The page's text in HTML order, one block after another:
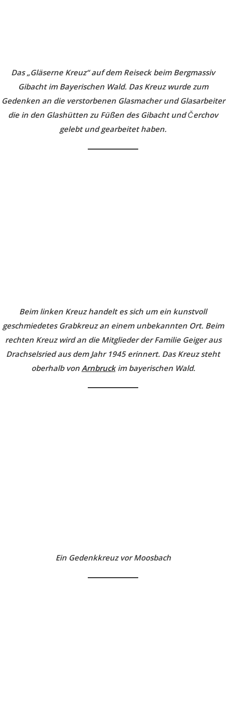
Das „Gläserne Kreuz“ auf dem Reiseck beim Bergmassiv
Gibacht im Bayerischen Wald. Das Kreuz wurde zum
Gedenken an die verstorbenen Glasmacher und Glasarbeiter
die in den Glashütten zu Füßen des Gibacht und Čerchov
gelebt und gearbeitet haben.
Beim linken Kreuz handelt es sich um ein kunstvoll
geschmiedetes Grabkreuz an einem unbekannten Ort. Beim
rechten Kreuz wird an die Mitglieder der Familie Geiger aus
Drachselsried aus dem Jahr 1945 erinnert. Das Kreuz steht
oberhalb von Arnbruckim bayerischen Wald.
Ein Gedenkkreuz vor Moosbach